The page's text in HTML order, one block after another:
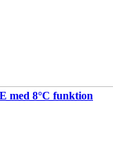
med 8°C funktion